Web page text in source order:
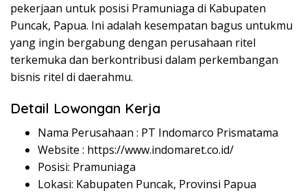
pekerjaan untuk posisi Pramuniaga di Kabupaten
Puncak, Papua. Ini adalah kesempatan bagus untukmu
yang ingin bergabung dengan perusahaan ritel
terkemuka dan berkontribusi dalam perkembangan
bisnis ritel di daerahmu.
Detail Lowongan Kerja
Nama Perusahaan : PT Indomarco Prismatama
Website : https://www.indomaret.co.id/
Posisi: Pramuniaga
Lokasi: Kabupaten Puncak, Provinsi Papua